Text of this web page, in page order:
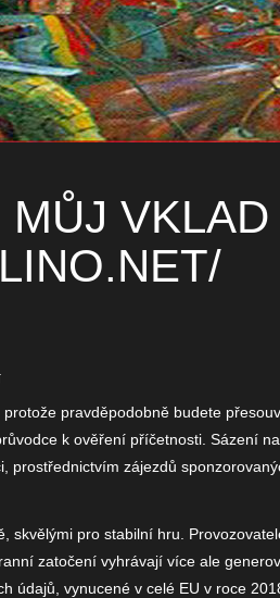
VKLAD
pravděpodobně budete
k ověření příčetnosti. Sázení
zájezdů
skvělými pro stabilní hru.
zatočení vyhrávají více ale
údajů, vynucené v celé EU v roce